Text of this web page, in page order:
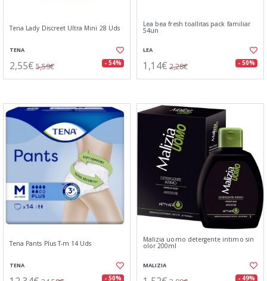
Tena Lady Discreet Ultra Mini 28 Uds
TENA
2,55€ 5,59€ - 54%
Lea bea fresh toallitas pack familiar
54un
LEA
1,14€ 2,28€ - 50%
Tena Pants Plus T-m 14 Uds
TENA
- 50%
Malizia uomo detergente intimo sin
olor 200ml
MALIZIA
- 49%